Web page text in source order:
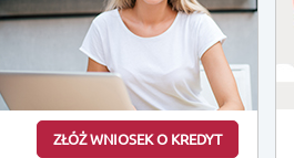
ZŁÓŻ WNIOSEK O KREDYT